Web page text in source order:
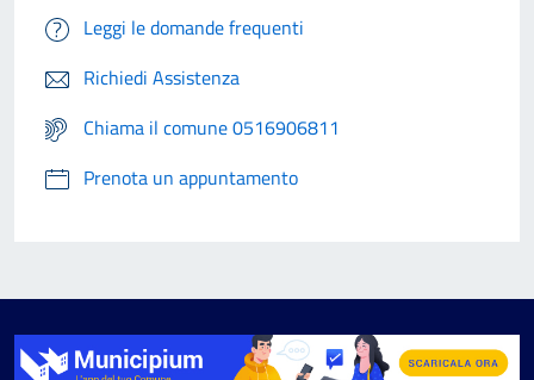
Leggi le domande frequenti
Richiedi Assistenza
Chiama il comune 0516906811
Prenota un appuntamento